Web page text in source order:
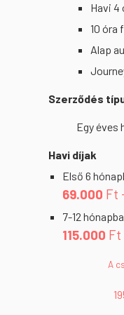
Havi 4
10 óra
Alap
Szerződés
Egy éves
Havi díjak
Első 6
69.000 Ft
7-12
115.000 Ft
A
19